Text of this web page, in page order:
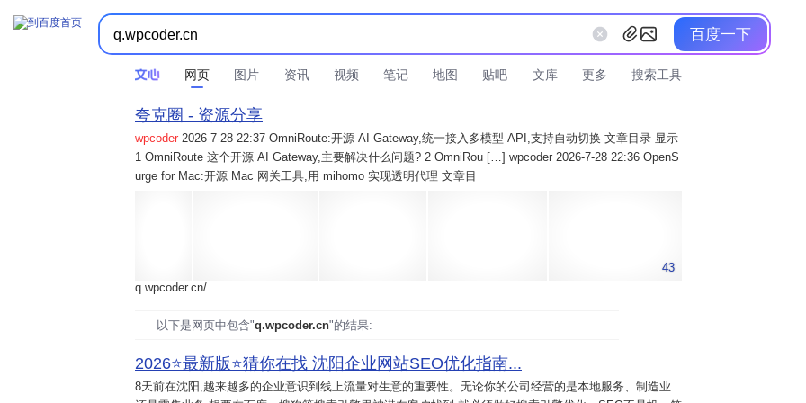
百度一下
网页 图片 资讯 视频 笔记 地图 贴吧 文库 更多 搜索工具
夸克圈 - 资源分享
wpcoder 2026-7-28 22:37 OmniRoute:开源 AI Gateway,统一接入多模型 API,支持自动切换 文章目录 显示
1 OmniRoute 这个开源 AI Gateway,主要解决什么问题? 2 OmniRou […] wpcoder 2026-7-28 22:36 OpenS
urge for Mac:开源 Mac 网关工具,用 mihomo 实现透明代理 文章目
43
q.wpcoder.cn/
以下是网页中包含"q.wpcoder.cn"的结果:
2026⭐️最新版⭐️猜你在找 沈阳企业网站SEO优化指南...
8天前在沈阳,越来越多的企业意识到线上流量对生意的重要性。无论你的公司经营的是本地服务、制造业